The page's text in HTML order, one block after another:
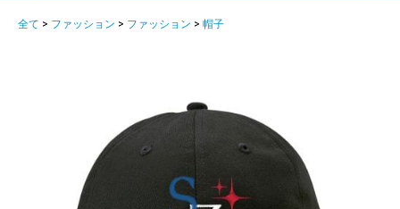
全て > ファッション > ファッション > 帽子